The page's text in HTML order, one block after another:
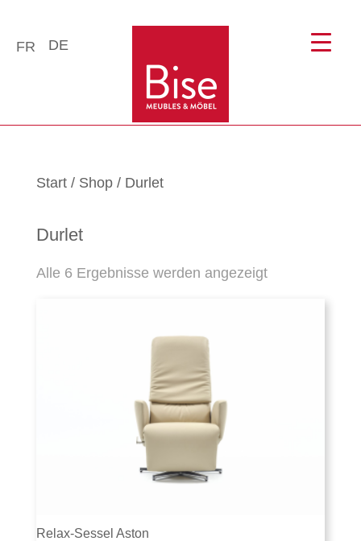
FR DE
Start/ Shop/ Durlet
Durlet
Alle 6 Ergebnisse werden angezeigt
Relax-Sessel Aston